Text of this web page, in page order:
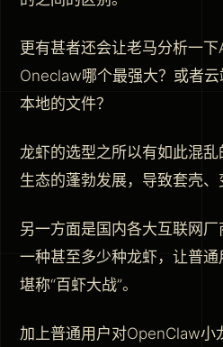
更有甚者还会让老马分析一下
Oneclaw哪个最强大？或者
本地的文件？
龙虾的选型之所以有如此混
生态的蓬勃发展，导致套壳、
另一方面是国内各大互联网
一种甚至多少种龙虾，让普通
堪称“百虾大战”。
加上普通用户对OpenClaw小